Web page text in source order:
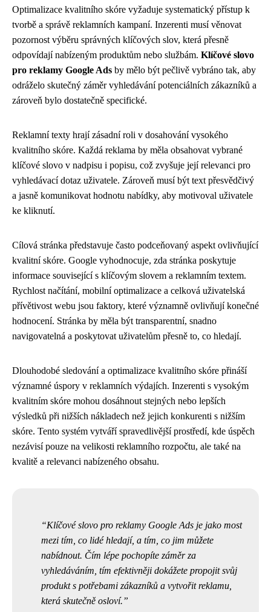
Optimalizace kvalitního skóre vyžaduje systematický přístup k
tvorbě a správě reklamních kampaní. Inzerenti musí věnovat
pozornost výběru správných klíčových slov, která přesně
odpovídají nabízeným produktům nebo službám. Klíčové slovo
pro reklamy Google Ads by mělo být pečlivě vybráno tak, aby
odráželo skutečný záměr vyhledávání potenciálních zákazníků a
zároveň bylo dostatečně specifické.
Reklamní texty hrají zásadní roli v dosahování vysokého
kvalitního skóre. Každá reklama by měla obsahovat vybrané
klíčové slovo v nadpisu i popisu, což zvyšuje její relevanci pro
vyhledávací dotaz uživatele. Zároveň musí být text přesvědčivý
a jasně komunikovat hodnotu nabídky, aby motivoval uživatele
ke kliknutí.
Cílová stránka představuje často podceňovaný aspekt ovlivňující
kvalitní skóre. Google vyhodnocuje, zda stránka poskytuje
informace související s klíčovým slovem a reklamním textem.
Rychlost načítání, mobilní optimalizace a celková uživatelská
přívětivost webu jsou faktory, které významně ovlivňují konečné
hodnocení. Stránka by měla být transparentní, snadno
navigovatelná a poskytovat uživatelům přesně to, co hledají.
Dlouhodobé sledování a optimalizace kvalitního skóre přináší
významné úspory v reklamních výdajích. Inzerenti s vysokým
kvalitním skóre mohou dosáhnout stejných nebo lepších
výsledků při nižších nákladech než jejich konkurenti s nižším
skóre. Tento systém vytváří spravedlivější prostředí, kde úspěch
nezávisí pouze na velikosti reklamního rozpočtu, ale také na
kvalitě a relevanci nabízeného obsahu.
Klíčové slovo pro reklamy Google Ads je jako most
mezi tím, co lidé hledají, a tím, co jim můžete
nabídnout. Čím lépe pochopíte záměr za
vyhledáváním, tím efektivněji dokážete propojit svůj
produkt s potřebami zákazníků a vytvořit reklamu,
která skutečně osloví.